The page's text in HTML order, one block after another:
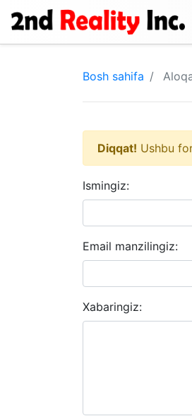
Bosh sahifa
Diqqat! Ushbu
Ismingiz:
Email manzilingiz:
Xabaringiz: